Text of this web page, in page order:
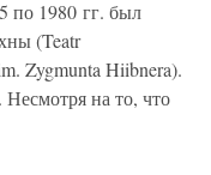
по 1980 гг. был
(Teatr
Zygmunta Hiibnera).
на то, что